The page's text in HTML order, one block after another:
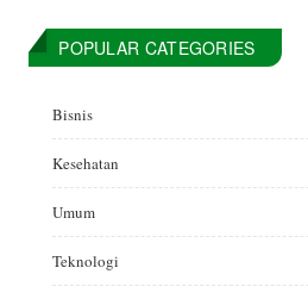
POPULAR CATEGORIES
Bisnis
Kesehatan
Umum
Teknologi